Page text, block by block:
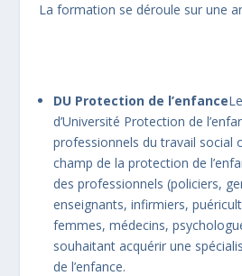
La formation se déroule sur une
DU Protection de l’enfance
d’Université Protection de
professionnels du travail social
champ de la protection de
des professionnels (policiers,
enseignants, infirmiers,
femmes, médecins,
souhaitant acquérir une
de l’enfance.